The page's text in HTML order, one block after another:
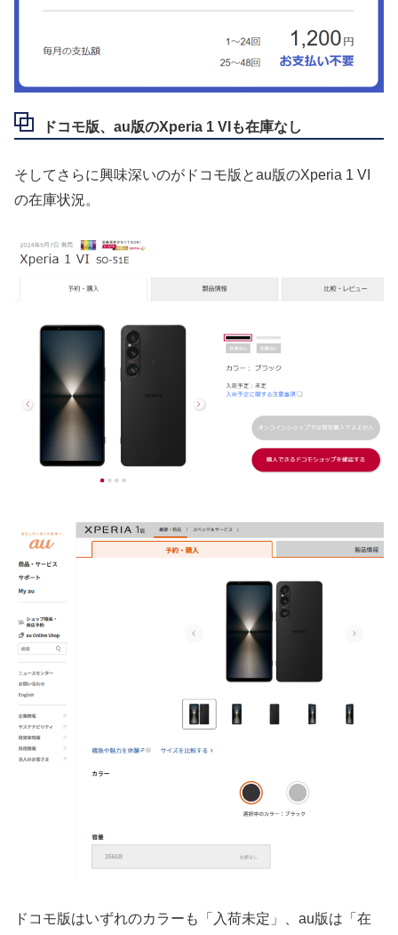
ドコモ版、au版のXperia 1 VIも在庫なし
そしてさらに興味深いのがドコモ版とau版のXperia 1 VI
の在庫状況。
ドコモ版はいずれのカラーも「入荷未定」、au版は「在